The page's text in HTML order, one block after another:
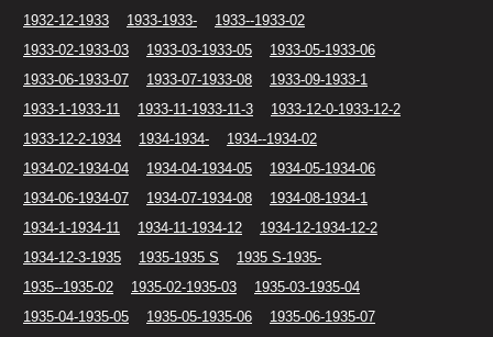
1932-12-1933
1933-1933-
1933--1933-02
1933-02-1933-03
1933-03-1933-05
1933-05-1933-06
1933-06-1933-07
1933-07-1933-08
1933-09-1933-1
1933-1-1933-11
1933-11-1933-11-3
1933-12-0-1933-12-2
1933-12-2-1934
1934-1934-
1934--1934-02
1934-02-1934-04
1934-04-1934-05
1934-05-1934-06
1934-06-1934-07
1934-07-1934-08
1934-08-1934-1
1934-1-1934-11
1934-11-1934-12
1934-12-1934-12-2
1934-12-3-1935
1935-1935 S
1935 S-1935-
1935--1935-02
1935-02-1935-03
1935-03-1935-04
1935-04-1935-05
1935-05-1935-06
1935-06-1935-07